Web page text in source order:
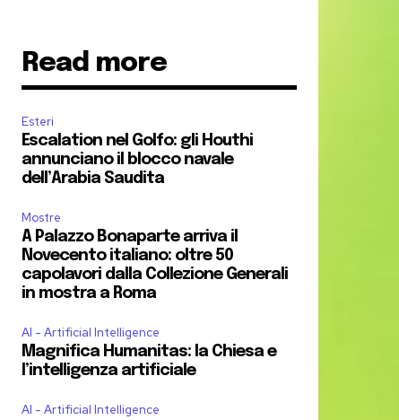
Read more
Esteri
Escalation nel Golfo: gli Houthi
annunciano il blocco navale
dell’Arabia Saudita
Mostre
A Palazzo Bonaparte arriva il
Novecento italiano: oltre 50
capolavori dalla Collezione Generali
in mostra a Roma
AI - Artificial Intelligence
Magnifica Humanitas: la Chiesa e
l’intelligenza artificiale
AI - Artificial Intelligence